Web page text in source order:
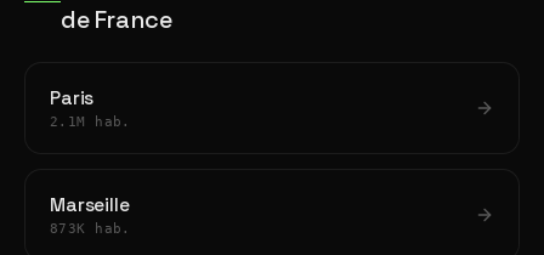
de France
Paris
2.1M hab.
Marseille
873K hab.